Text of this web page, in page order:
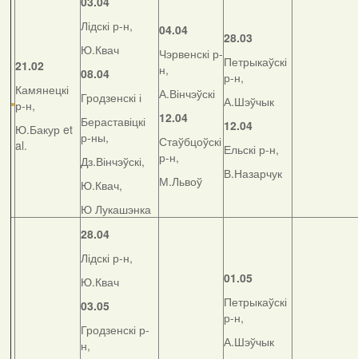
21.02
Камянецкі
р-н,
Ю.Бакур et
al.
Лідскі р-н,
Ю.Квач
08.04
Гродзенскі і
Бераставіцкі
р-ны,
Дз.Вінчэўскі,
Ю.Квач,
Ю Лукашэнка
04.04
Чэрвенскі р-
н,
А.Вінчэўскі
12.04
Стаўбцоўскі
р-н,
М.Львоў
28.03
Петрыкаўскі
р-н,
А.Шэўчык
12.04
Ельскі р-н,
В.Назарчук
28.04
Лідскі р-н,
Ю.Квач
03.05
Гродзенскі р-
н,
01.05
Петрыкаўскі
р-н,
А.Шэўчык